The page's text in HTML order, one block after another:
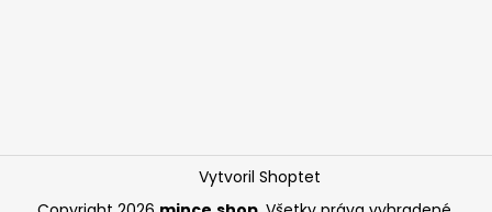
Vytvoril Shoptet